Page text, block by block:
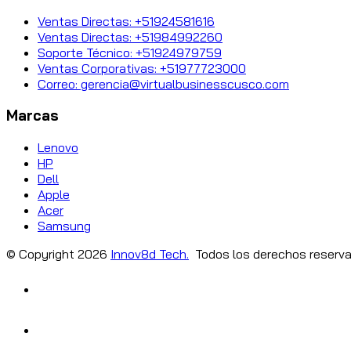
Ventas Directas: +51924581616
Ventas Directas: +51984992260
Soporte Técnico: +51924979759
Ventas Corporativas: +51977723000
Correo: gerencia@virtualbusinesscusco.com
Marcas
Lenovo
HP
Dell
Apple
Acer
Samsung
© Copyright 2026 Innov8d Tech. Todos los derechos